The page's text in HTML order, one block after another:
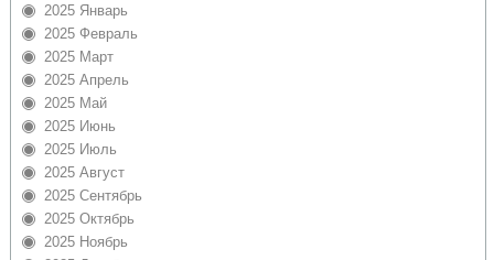
2025 Январь
2025 Февраль
2025 Март
2025 Апрель
2025 Май
2025 Июнь
2025 Июль
2025 Август
2025 Сентябрь
2025 Октябрь
2025 Ноябрь